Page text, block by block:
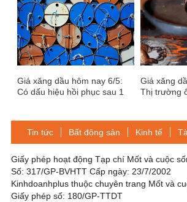
Giá xăng dầu hôm nay 6/5:
Có dấu hiệu hồi phục sau 1
Giá xăng
Thị trường
Tin tức Bất động sản Kinh tế
Giấy phép hoạt động Tạp chí Mốt và cuộc
Số: 317/GP-BVHTT Cấp ngày: 23/7/2002
Kinhdoanhplus thuộc chuyên trang Mốt và
Giấy phép số: 180/GP-TTDT